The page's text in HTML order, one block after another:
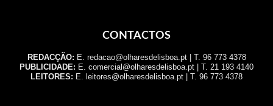
CONTACTOS
REDACÇÃO: E. redacao@olharesdelisboa.pt | T. 96 773 4378
PUBLICIDADE: E. comercial@olharesdelisboa.pt | T. 21 193 4140
LEITORES: E. leitores@olharesdelisboa.pt | T. 96 773 4378